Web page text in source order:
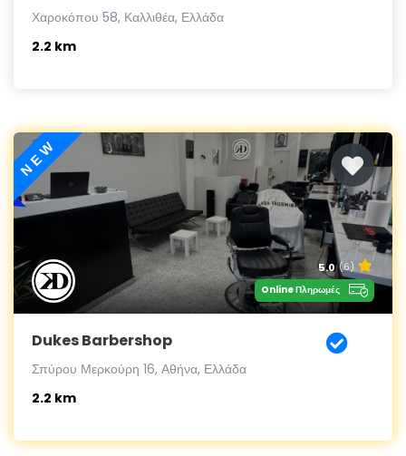
Χαροκόπου 58, Καλλιθέα, Ελλάδα
2.2 km
NEW
5.0 (6)
Online Πληρωμές
Dukes Barbershop
Σπύρου Μερκούρη 16, Αθήνα, Ελλάδα
2.2 km